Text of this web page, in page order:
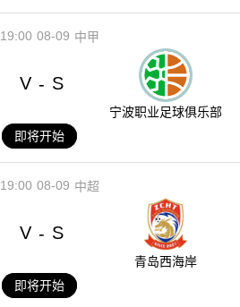
08-09
19:00 中甲
V - S
宁波职业足球俱乐部
即将开始
08-09
19:00 中超
V - S
青岛西海岸
即将开始